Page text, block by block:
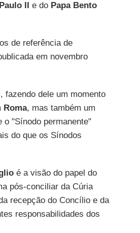
II e do Papa Bento
de referência de
em novembro
, fazendo dele um momento
Roma, mas também um
o "Sínodo permanente"
do que os Sínodos
é a visão do papel do
pós-conciliar da Cúria
recepção do Concílio e da
responsabilidades dos